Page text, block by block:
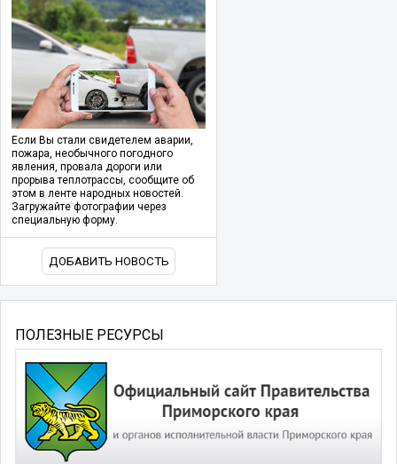
Если Вы стали свидетелем аварии,
пожара, необычного погодного
явления, провала дороги или
прорыва теплотрассы, сообщите об
этом в ленте народных новостей.
Загружайте фотографии через
специальную форму.
ДОБАВИТЬ НОВОСТЬ
ПОЛЕЗНЫЕ РЕСУРСЫ